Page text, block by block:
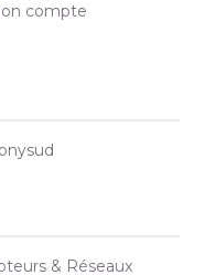
compte
& Réseaux